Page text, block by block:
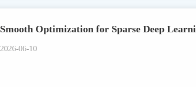
Smooth Optimization for Sparse Deep
2026-06-10